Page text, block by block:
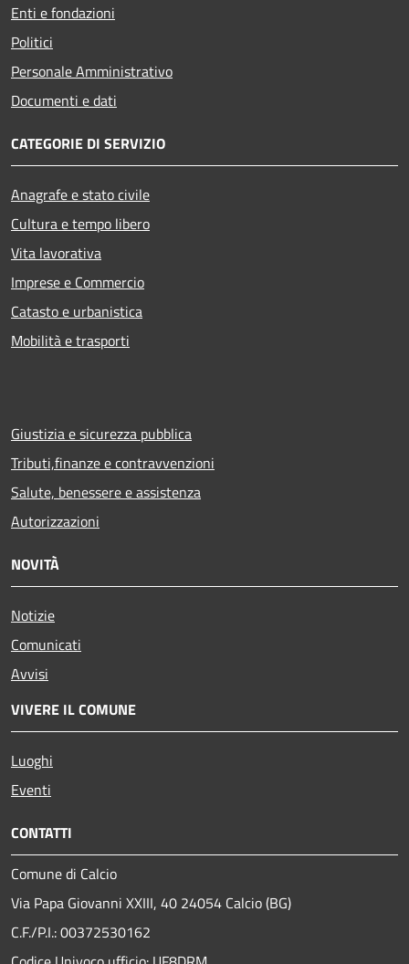
Enti e fondazioni
Politici
Personale Amministrativo
Documenti e dati
CATEGORIE DI SERVIZIO
Anagrafe e stato civile
Cultura e tempo libero
Vita lavorativa
Imprese e Commercio
Catasto e urbanistica
Mobilità e trasporti
Giustizia e sicurezza pubblica
Tributi,finanze e contravvenzioni
Salute, benessere e assistenza
Autorizzazioni
NOVITÀ
Notizie
Comunicati
Avvisi
VIVERE IL COMUNE
Luoghi
Eventi
CONTATTI
Comune di Calcio
Via Papa Giovanni XXIII, 40 24054 Calcio (BG)
C.F./P.I.: 00372530162